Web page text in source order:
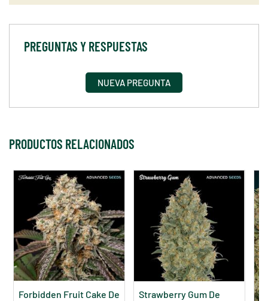
PREGUNTAS Y RESPUESTAS
NUEVA PREGUNTA
PRODUCTOS RELACIONADOS
Forbidden Fruit Cake De
Strawberry Gum De